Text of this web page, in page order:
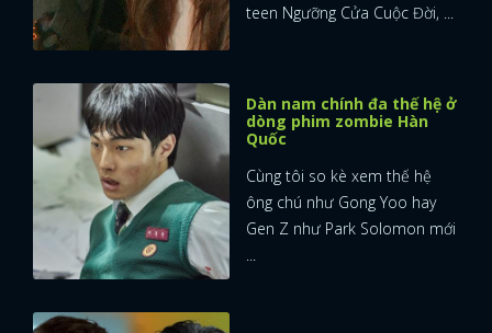
teen Ngưỡng Cửa Cuộc Đời, ...
Dàn nam chính đa thế hệ ở
dòng phim zombie Hàn
Quốc
Cùng tôi so kè xem thế hệ
ông chú như Gong Yoo hay
Gen Z như Park Solomon mới